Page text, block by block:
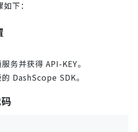
下：
务并获得 API-KEY。
DashScope SDK。